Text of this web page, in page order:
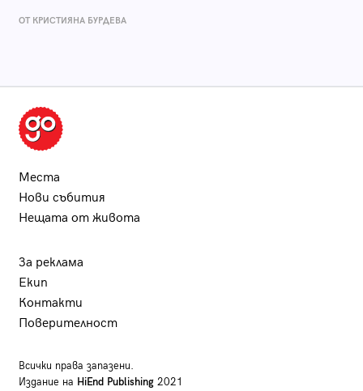
ОТ КРИСТИЯНА БУРДЕВА
Места
Нови събития
Нещата от живота
За реклама
Екип
Контакти
Поверителност
Всички права запазени.
Издание на HiEnd Publishing2021